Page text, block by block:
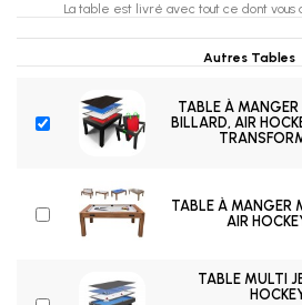
La table est livré avec tout ce dont vous
Autres Tables
TABLE À
BILLARD, AIR
TABLE À MANGER
AIR
TABLE MULTI